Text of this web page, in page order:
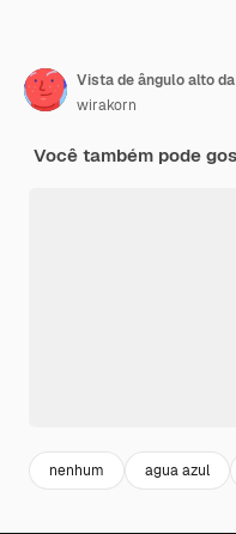
Vista de ângulo alto
wirakorn
Você também pode
nenhum agua azul